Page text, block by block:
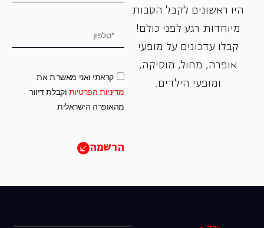
היו ראשונים לקבל הטבות
מיוחדות רגע לפני כולם!
קבלו עדכונים על מופעי
אופרה, ‏מחול, ‏מוסיקה,
ומופעי הילדים.
קראתי ואני מאשר.ת את
מדיניות הפרטיות וקבלת דיוור
מהאופרה הישראלית
הרשמה